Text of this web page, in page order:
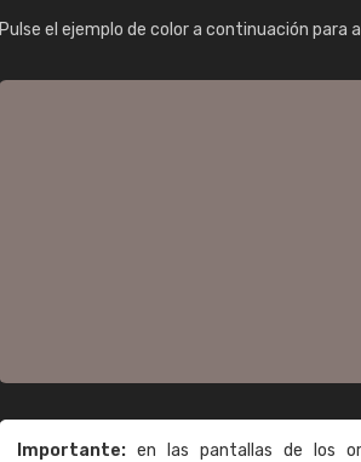
Pulse el ejemplo de color a continuación para
Importante: en las pantallas de los